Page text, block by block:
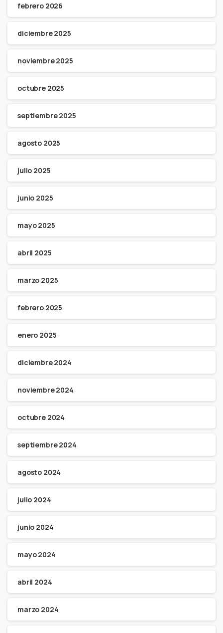
febrero 2026
diciembre 2025
noviembre 2025
octubre 2025
septiembre 2025
agosto 2025
julio 2025
junio 2025
mayo 2025
abril 2025
marzo 2025
febrero 2025
enero 2025
diciembre 2024
noviembre 2024
octubre 2024
septiembre 2024
agosto 2024
julio 2024
junio 2024
mayo 2024
abril 2024
marzo 2024